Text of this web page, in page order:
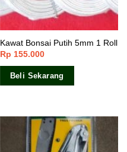
Kawat Bonsai Putih 5mm 1 Roll
Rp 155.000
Beli Sekarang